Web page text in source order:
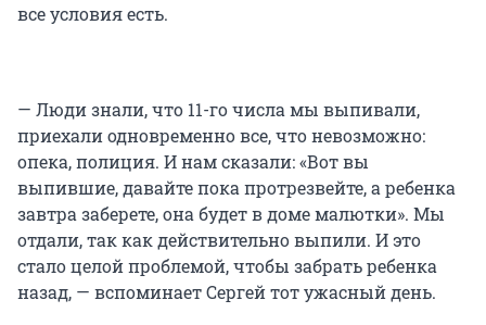
все условия есть.
— Люди знали, что 11-го числа мы выпивали,
приехали одновременно все, что невозможно:
опека, полиция. И нам сказали: «Вот вы
выпившие, давайте пока протрезвейте, а ребенка
завтра заберете, она будет в доме малютки». Мы
отдали, так как действительно выпили. И это
стало целой проблемой, чтобы забрать ребенка
назад, — вспоминает Сергей тот ужасный день.